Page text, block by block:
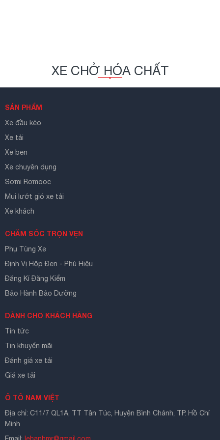
XE CHỞ HÓA CHẤT
SẢN PHẨM
Xe đầu kéo
Xe tải
Xe ben
Xe chuyên dụng
Sơmi Rơmooc
Mui lướt gió xe tải
Xe khách
CHĂM SÓC TRỌN VẸN
Phụ Tùng Xe
Định Vị Hộp Đen - Phù Hiệu
Đăng Kí Đăng Kiểm
Bảo Hành Bảo Dưỡng
DÀNH CHO KHÁCH HÀNG
Tin tức
Tin khuyến mãi
Đánh giá xe tải
Giá xe tải
Ô TÔ NAM VIỆT
Địa chỉ: C11/7 QL1A, TT Tân Túc, Huyện Bình Chánh, TP. Hồ Chí
Minh